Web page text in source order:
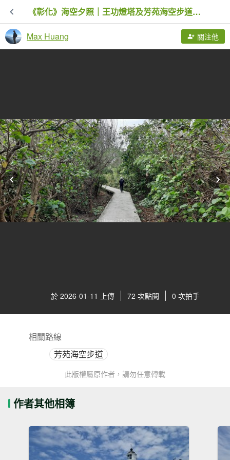
《彰化》海空夕照｜王功燈塔及芳苑海空步道健行賞冬候鳥20260110
Max Huang 關注他
於 2026-01-11 上傳 72 次點閱 0 次拍手
相關路線
芳苑海空步道
此版權屬原作者，請勿任意轉載
作者其他相簿